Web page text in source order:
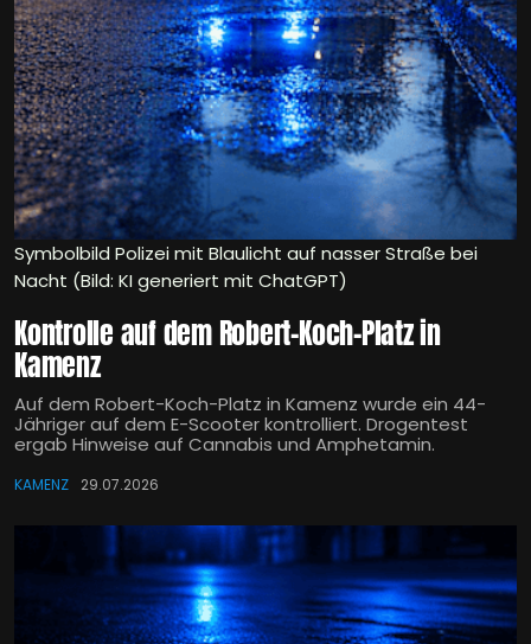
Symbolbild Polizei mit Blaulicht auf nasser Straße bei
Nacht (Bild: KI generiert mit ChatGPT)
Kontrolle auf dem Robert-Koch-Platz in
Kamenz
Auf dem Robert-Koch-Platz in Kamenz wurde ein 44-
Jähriger auf dem E-Scooter kontrolliert. Drogentest
ergab Hinweise auf Cannabis und Amphetamin.
KAMENZ 29.07.2026